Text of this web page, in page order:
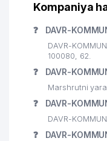
Kompaniya
❓ DAVR-
DAVR-
100080, 62.
❓ DAVR-
Marshrutni
❓ DAVR-
DAVR-
❓ DAVR-